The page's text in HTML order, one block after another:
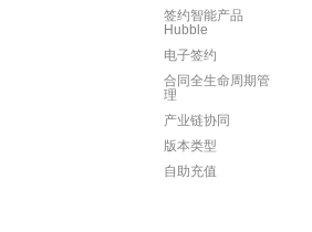
签约智能产品
Hubble
电子签约
合同全生命周期管
理
产业链协同
版本类型
自助充值